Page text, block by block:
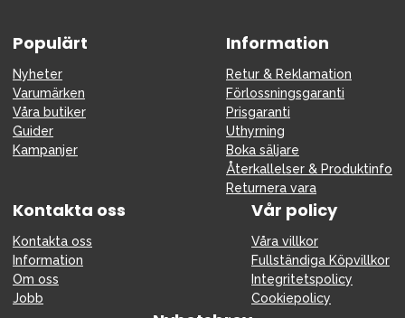
Populärt
Nyheter
Varumärken
Våra butiker
Guider
Kampanjer
Information
Retur & Reklamation
Förlossningsgaranti
Prisgaranti
Uthyrning
Boka säljare
Återkallelser & Produktinfo
Returnera vara
Kontakta oss
Kontakta oss
Information
Om oss
Jobb
Vår policy
Våra villkor
Fullständiga Köpvillkor
Integritetspolicy
Cookiepolicy